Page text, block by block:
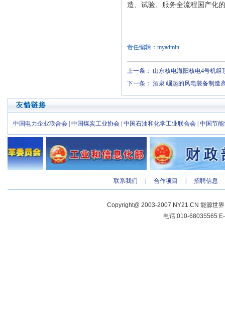
造、试验、服务全流程国产化
责任编辑：myadmin
上一条：
山东核电海阳核电4号机组
下一条： 酒泉 崛起的风电装备制造
中国电力企业联合会 中国煤炭工业协会 中国石油和化学工业联合会 中国节
联系我们 合作项目 招聘信息
Copyright@ 2003-2007 NY21.CN 能源世
电话:010-68035565